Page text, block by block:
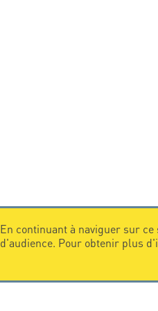
En continuant à naviguer sur
d'audience. Pour obtenir plus